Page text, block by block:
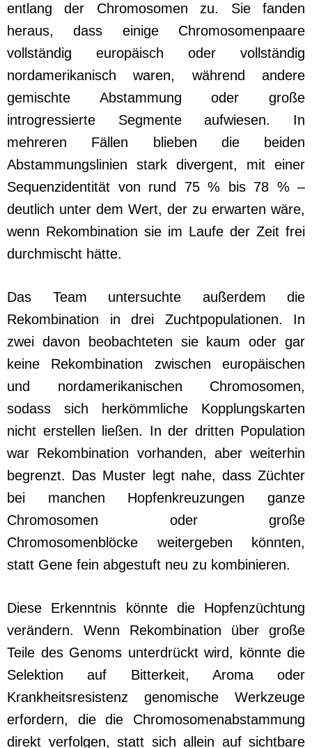
entlang der Chromosomen zu. Sie fanden
heraus, dass einige Chromosomenpaare
vollständig europäisch oder vollständig
nordamerikanisch waren, während andere
gemischte Abstammung oder große
introgressierte Segmente aufwiesen. In
mehreren Fällen blieben die beiden
Abstammungslinien stark divergent, mit einer
Sequenzidentität von rund 75 % bis 78 % –
deutlich unter dem Wert, der zu erwarten wäre,
wenn Rekombination sie im Laufe der Zeit frei
durchmischt hätte.
Das Team untersuchte außerdem die
Rekombination in drei Zuchtpopulationen. In
zwei davon beobachteten sie kaum oder gar
keine Rekombination zwischen europäischen
und nordamerikanischen Chromosomen,
sodass sich herkömmliche Kopplungskarten
nicht erstellen ließen. In der dritten Population
war Rekombination vorhanden, aber weiterhin
begrenzt. Das Muster legt nahe, dass Züchter
bei manchen Hopfenkreuzungen ganze
Chromosomen oder große
Chromosomenblöcke weitergeben könnten,
statt Gene fein abgestuft neu zu kombinieren.
Diese Erkenntnis könnte die Hopfenzüchtung
verändern. Wenn Rekombination über große
Teile des Genoms unterdrückt wird, könnte die
Selektion auf Bitterkeit, Aroma oder
Krankheitsresistenz genomische Werkzeuge
erfordern, die die Chromosomenabstammung
direkt verfolgen, statt sich allein auf sichtbare